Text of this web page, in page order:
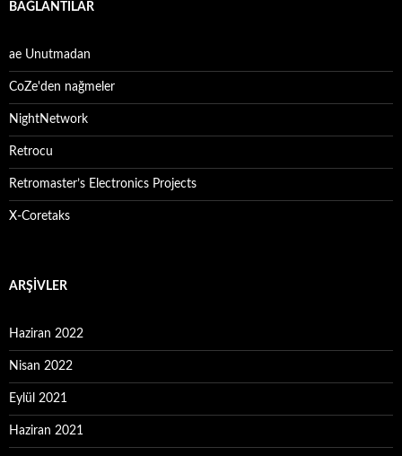
BAĞLANTILAR
ae Unutmadan
CoZe'den nağmeler
NightNetwork
Retrocu
Retromaster’s Electronics Projects
X-Coretaks
ARŞIVLER
Haziran 2022
Nisan 2022
Eylül 2021
Haziran 2021